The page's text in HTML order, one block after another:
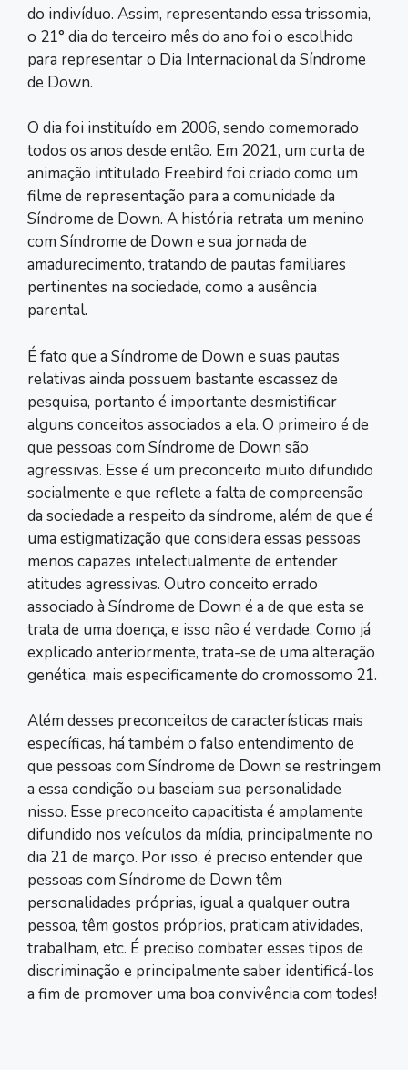
do indivíduo. Assim, representando essa trissomia,
o 21° dia do terceiro mês do ano foi o escolhido
para representar o Dia Internacional da Síndrome
de Down.
O dia foi instituído em 2006, sendo comemorado
todos os anos desde então. Em 2021, um curta de
animação intitulado Freebird foi criado como um
filme de representação para a comunidade da
Síndrome de Down. A história retrata um menino
com Síndrome de Down e sua jornada de
amadurecimento, tratando de pautas familiares
pertinentes na sociedade, como a ausência
parental.
É fato que a Síndrome de Down e suas pautas
relativas ainda possuem bastante escassez de
pesquisa, portanto é importante desmistificar
alguns conceitos associados a ela. O primeiro é de
que pessoas com Síndrome de Down são
agressivas. Esse é um preconceito muito difundido
socialmente e que reflete a falta de compreensão
da sociedade a respeito da síndrome, além de que é
uma estigmatização que considera essas pessoas
menos capazes intelectualmente de entender
atitudes agressivas. Outro conceito errado
associado à Síndrome de Down é a de que esta se
trata de uma doença, e isso não é verdade. Como já
explicado anteriormente, trata-se de uma alteração
genética, mais especificamente do cromossomo 21.
Além desses preconceitos de características mais
específicas, há também o falso entendimento de
que pessoas com Síndrome de Down se restringem
a essa condição ou baseiam sua personalidade
nisso. Esse preconceito capacitista é amplamente
difundido nos veículos da mídia, principalmente no
dia 21 de março. Por isso, é preciso entender que
pessoas com Síndrome de Down têm
personalidades próprias, igual a qualquer outra
pessoa, têm gostos próprios, praticam atividades,
trabalham, etc. É preciso combater esses tipos de
discriminação e principalmente saber identificá-los
a fim de promover uma boa convivência com todes!